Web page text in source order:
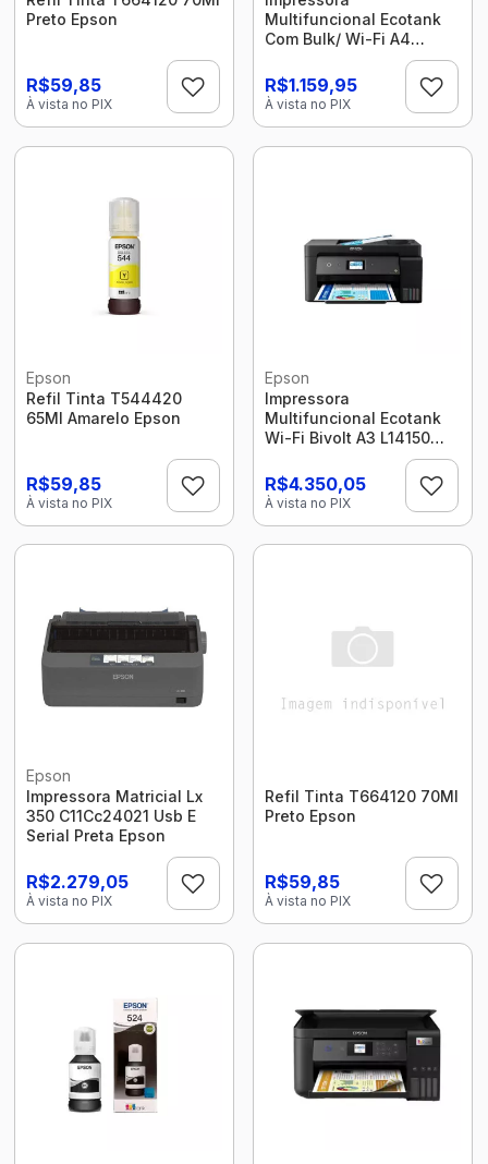
Preto Epson
R$59,85
À vista no PIX
Multifuncional Ecotank
Com Bulk/ Wi-Fi A4
R$1.159,95
À vista no PIX
Epson
Refil Tinta T544420
65Ml Amarelo Epson
R$59,85
À vista no PIX
Epson
Impressora
Multifuncional Ecotank
Wi-Fi Bivolt A3 L14150
R$4.350,05
À vista no PIX
Epson
Impressora Matricial Lx
350 C11Cc24021 Usb E
Serial Preta Epson
R$2.279,05
À vista no PIX
Refil Tinta T664120 70Ml
Preto Epson
R$59,85
À vista no PIX